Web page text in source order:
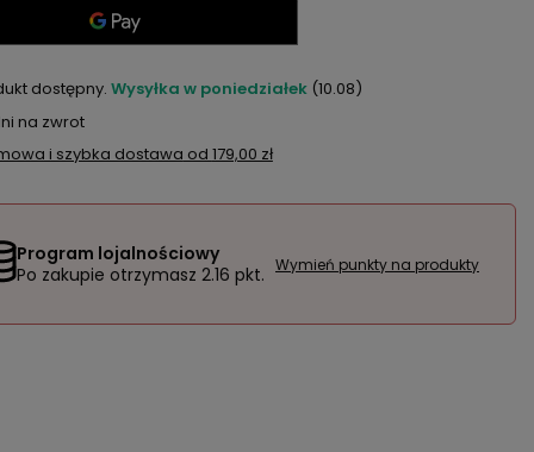
dostępny Wysyłka w poniedziałek (10.08)
na zwrot
i szybka dostawa od 179,00 zł
Program lojalnościowy
Po zakupie otrzymasz 2.16 pkt. Wymień punkty na produkty